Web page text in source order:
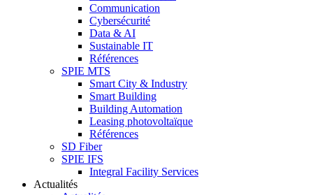
Communication
Cybersécurité
Data & AI
Sustainable IT
Références
SPIE MTS
Smart City & Industry
Smart Building
Building Automation
Leasing photovoltaïque
Références
SD Fiber
SPIE IFS
Integral Facility Services
Actualités